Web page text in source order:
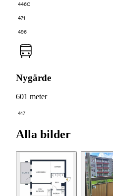
446C
471
496
Nygärde
601 meter
417
Alla bilder